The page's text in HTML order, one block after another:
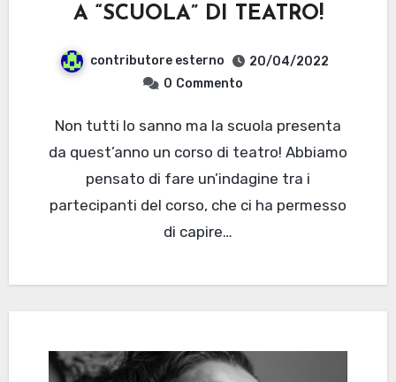
A “SCUOLA” DI TEATRO!
contributore esterno
20/04/2022
0 Commento
Non tutti lo sanno ma la scuola presenta
da quest’anno un corso di teatro! Abbiamo
pensato di fare un’indagine tra i
partecipanti del corso, che ci ha permesso
di capire…